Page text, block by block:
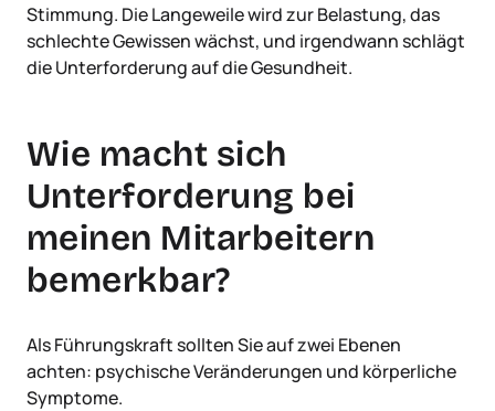
Stimmung. Die Langeweile wird zur Belastung, das
schlechte Gewissen wächst, und irgendwann schlägt
die Unterforderung auf die Gesundheit.
Wie macht sich
Unterforderung bei
meinen Mitarbeitern
bemerkbar?
Als Führungskraft sollten Sie auf zwei Ebenen
achten: psychische Veränderungen und körperliche
Symptome.